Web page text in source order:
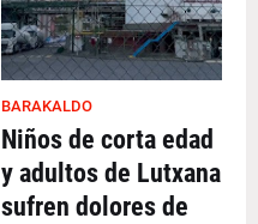
BARAKALDO
Niños de corta edad
y adultos de Lutxana
sufren dolores de